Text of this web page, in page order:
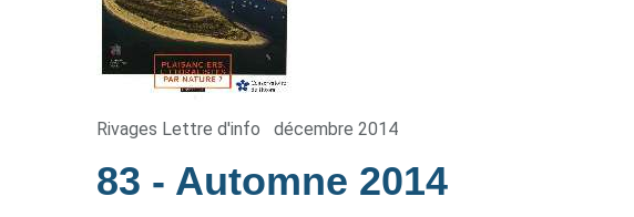
Rivages Lettre d'info décembre 2014
83 - Automne 2014